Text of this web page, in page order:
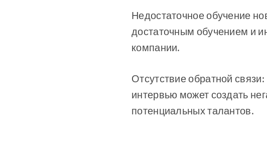
Недостаточное обучение
достаточным обучением и
компании.
Отсутствие обратной
интервью может создать
потенциальных талантов.